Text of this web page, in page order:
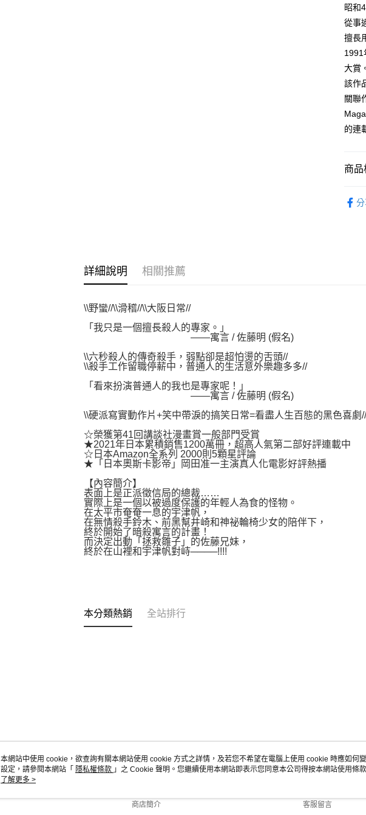
３．
／
※ 請
絡購
先享
※ 交
付客
【注
１
交易
３．
任。
４．
每筆
萊爾
每筆
付款
每筆
7-11
每筆
每筆
昭和
從事
擅長
1991
大賞。
該作
關聯
的連
商品
詳細說明 相關推薦
\\野蠻//\\滑稽//\\大阪日常//
「我只是一個擅長殺人的專家。」
——寓言 / 佐藤明 (假名)
\\六秒殺人的傳奇殺手，弱點卻是超怕燙的舌頭//
\\殺手工作留職停薪中，普通人的生活意外樂趣多多//
「看來扮演普通人的我也是專家呢！」
——寓言 / 佐藤明 (假名)
\\硬派寫實動作片+笑中帶淚的搞笑日常=看盡人生百態的黑色喜劇
☆榮獲第41回講談社漫畫賞一般部門受賞
★2021年日本累積銷售1200萬冊，超高人氣第二部好評連載中
☆日本Amazon全系列 2000則5顆星評論
★「日本奧斯卡影帝」岡田准一主演真人化電影好評熱播
【內容簡介】
表面上是正派徵信局的總裁……
實際上是一個以被過度保護的年輕人為食的怪物。
在太平市奄奄一息的宇津帆，
在無情殺手鈴木、前黑幫井崎和神祕輪椅少女的陪伴下，
終於開始了暗殺寓言的計畫！
而決定出動「拯救雛子」的佐藤兄妹，
終於在山裡和宇津帆對峙────!!!!
本分類熱銷 全站排行
關於我們
商店簡介
客服資訊
客服留言
本網站中使用 cookie，欲查詢有關本網站使用 cookie 方式之詳情，及若您不希望在電腦上使用 cookie 時應如何
設定，請參閱本網站「 隱私權條款 」之 Cookie 聲明。您繼續使用本網站即表示您同意本公司得按本網站使用條
使用 cookie。
了解更多 >